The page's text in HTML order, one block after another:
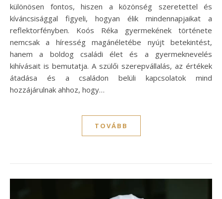
különösen fontos, hiszen a közönség szeretettel és
kíváncsisággal figyeli, hogyan élik mindennapjaikat a
reflektorfényben. Koós Réka gyermekének története
nemcsak a híresség magánéletébe nyújt betekintést,
hanem a boldog családi élet és a gyermeknevelés
kihívásait is bemutatja. A szülői szerepvállalás, az értékek
átadása és a családon belüli kapcsolatok mind
hozzájárulnak ahhoz, hogy…
TOVÁBB